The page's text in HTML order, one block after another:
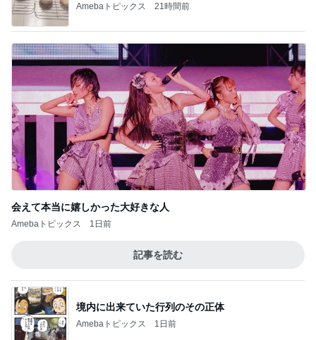
Amebaトピックス 21時間前
会えて本当に嬉しかった大好きな人
Amebaトピックス 1日前
記事を読む
境内に出来ていた行列のその正体
Amebaトピックス 1日前